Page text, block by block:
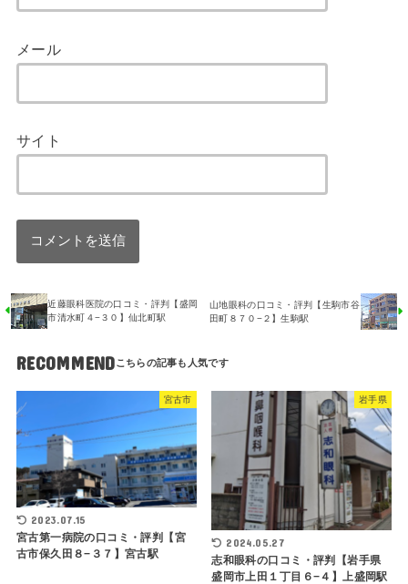
メール
サイト
近藤眼科医院の口コミ・評判【盛岡
市清水町４−３０】仙北町駅
山地眼科の口コミ・評判【生駒市谷
田町８７０−２】生駒駅
RECOMMEND
宮古市
2023.07.15
宮古第一病院の口コミ・評判【宮
古市保久田８−３７】宮古駅
岩手県
2024.05.27
志和眼科の口コミ・評判【岩手県
盛岡市上田１丁目６−４】上盛岡駅